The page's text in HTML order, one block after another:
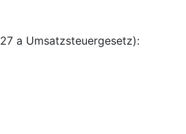
a Umsatzsteuergesetz):